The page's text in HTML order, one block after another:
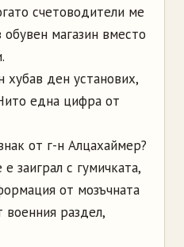
счетоводители ме
магазин вместо
ден установих,
една цифра от
от г-н Алцахаймер?
заиграл с гумичката,
от мозъчната
военния раздел,